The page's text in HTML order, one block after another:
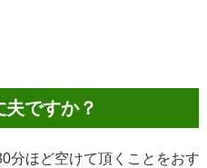
ですか？
分ほど空けて頂くことをおす